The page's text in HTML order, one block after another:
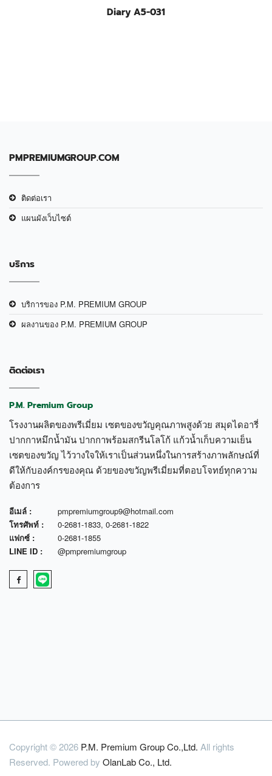
Diary A5-031
PMPREMIUMGROUP.COM
ติดต่อเรา
แผนผังเว็บไซต์
บริการ
บริการของ P.M. PREMIUM GROUP
ผลงานของ P.M. PREMIUM GROUP
ติดต่อเรา
P.M. Premium Group
โรงงานผลิตของพรีเมี่ยม เซตของขวัญคุณภาพสูงด้วย สมุดไดอารี่
ปากกาหมึกน้ำมัน ปากกาพร้อมสกรีนโลโก้ แก้วน้ำเก็บความเย็น
เซตของขวัญ ไว้วางใจให้เราเป็นส่วนหนึ่งในการสร้างภาพลักษณ์ที่
ดีให้กับองค์กรของคุณ ด้วยของขวัญพรีเมี่ยมที่ตอบโจทย์ทุกความ
ต้องการ
อีเมล์ :
pmpremiumgroup9@hotmail.com
โทรศัพท์ :
0-2681-1833, 0-2681-1822
แฟกซ์ :
0-2681-1855
LINE ID :
@pmpremiumgroup
Copyright © 2026 P.M. Premium Group Co.,Ltd. All rights
Reserved. Powered by OlanLab Co., Ltd.